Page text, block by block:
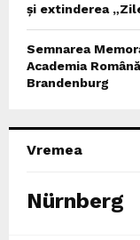
și extinderea
Semnarea
Academia
Brandenburg
Vremea
Nürnberg